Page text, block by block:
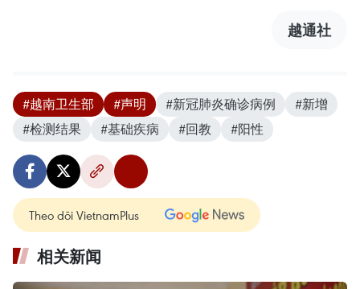
越通社
#越南卫生部 #声明 #新冠肺炎确诊病例
#新增
#检测结果
#基础疾病 #回教 #阳性
Theo dõi VietnamPlus
相关新闻